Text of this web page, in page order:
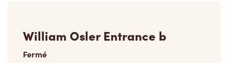
William Osler Entrance b
Fermé